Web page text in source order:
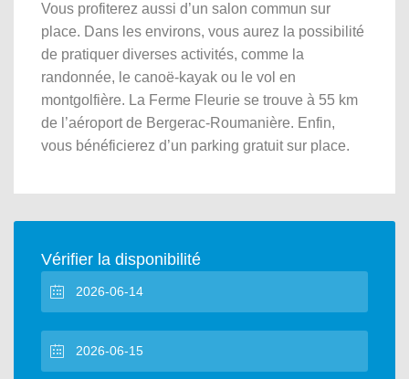
Vous profiterez aussi d’un salon commun sur
place. Dans les environs, vous aurez la possibilité
de pratiquer diverses activités, comme la
randonnée, le canoë-kayak ou le vol en
montgolfière. La Ferme Fleurie se trouve à 55 km
de l’aéroport de Bergerac-Roumanière. Enfin,
vous bénéficierez d’un parking gratuit sur place.
Vérifier la disponibilité